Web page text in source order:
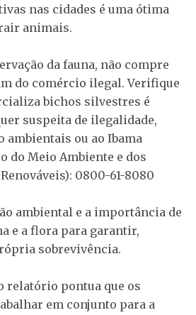
nas cidades é uma ótima
animais.
da fauna, não compre
do comércio ilegal. Verifique
bichos silvestres é
suspeita de ilegalidade,
ambientais ou ao Ibama
do Meio Ambiente e dos
0800-61-8080
ambiental e a importância de
e a flora para garantir,
sobrevivência.
relatório pontua que os
em conjunto para a